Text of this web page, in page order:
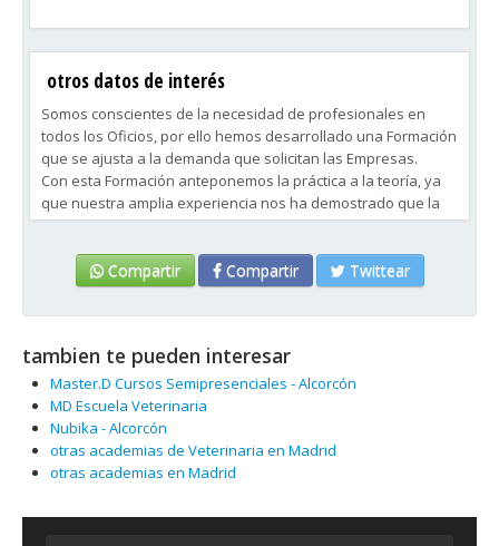
otros datos de interés
Somos conscientes de la necesidad de profesionales en
todos los Oficios, por ello hemos desarrollado una Formación
que se ajusta a la demanda que solicitan las Empresas.
Con esta Formación anteponemos la práctica a la teoría, ya
que nuestra amplia experiencia nos ha demostrado que la
mejor manera de que aprendas un Oficio es a base de
Compartir Compartir Twittear
tambien te pueden interesar
Master.D Cursos Semipresenciales - Alcorcón
MD Escuela Veterinaria
Nubika - Alcorcón
otras academias de Veterinaria en Madrid
otras academias en Madrid